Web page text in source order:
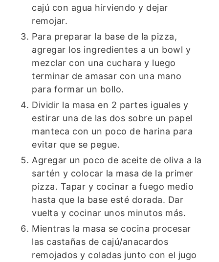
cajú con agua hirviendo y dejar
remojar.
Para preparar la base de la pizza,
agregar los ingredientes a un bowl y
mezclar con una cuchara y luego
terminar de amasar con una mano
para formar un bollo.
Dividir la masa en 2 partes iguales y
estirar una de las dos sobre un papel
manteca con un poco de harina para
evitar que se pegue.
Agregar un poco de aceite de oliva a la
sartén y colocar la masa de la primer
pizza. Tapar y cocinar a fuego medio
hasta que la base esté dorada. Dar
vuelta y cocinar unos minutos más.
Mientras la masa se cocina procesar
las castañas de cajú/anacardos
remojados y coladas junto con el jugo